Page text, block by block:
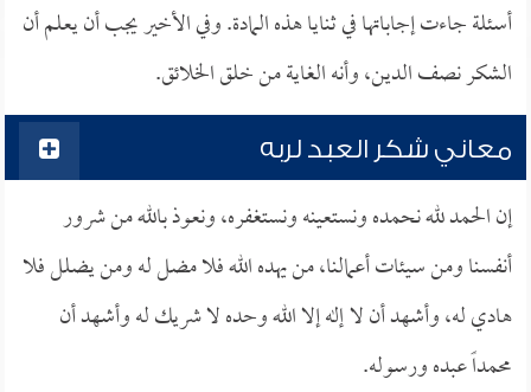
أسئلة جاءت إجاباتها في ثنايا هذه المادة. وفي الأخير يجب أن يعلم أن
الشكر نصف الدين، وأنه الغاية من خلق الخلائق.
معاني شكر العبد لربه
إن الحمد لله نحمده ونستعينه ونستغفره، ونعوذ بالله من شرور
أنفسنا ومن سيئات أعمالنا، من يهده الله فلا مضل له ومن يضلل فلا
هادي له، وأشهد أن لا إله إلا الله وحده لا شريك له وأشهد أن
محمداً عبده ورسوله.